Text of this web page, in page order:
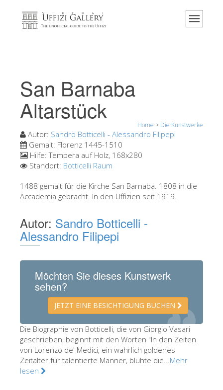
Home
Veranstaltungen & Ausstellungen
Besucher Bewertungen
Die Uffizien entdecken
Jetzt buchen
Die Kunstwerke
Die Künstler
Galleria Accademia
Palatina Galerie
Medici Kapelle
San Marco Museum
San Barnaba
Altarstück
Home > Die Kunstwerke
Autor: Sandro Botticelli - Alessandro Filipepi
Gemalt: Florenz 1445-1510
Hilfe:Tempera auf Holz, 168x280
Standort: Botticelli Raum
1488 gemalt für die Kirche San Barnaba. 1808 in die
Accademia gebracht. In den Uffizien seit 1919.
Autor: Sandro Botticelli -
Alessandro Filipepi
Möchten Sie dieses Kunstwerk
sehen?
JETZT EINE BESICHTIGUNG BUCHEN
Die Biographie von Botticelli, die von Giorgio Vasari
geschrieben, beginnt mit den Worten "In den Zeiten
von Lorenzo de' Medici, ein wahrlich goldenes
Zeitalter für talentierte Männer, blühte die...Mehr
lesen